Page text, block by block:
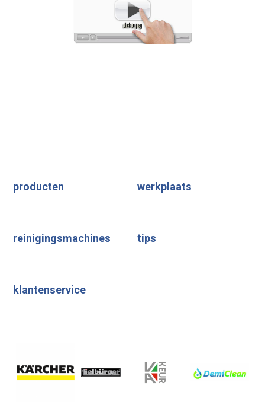
producten werkplaats
reinigingsmachines tips
klantenservice